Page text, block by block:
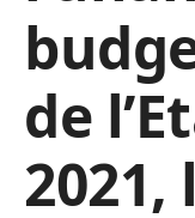
de
2021,